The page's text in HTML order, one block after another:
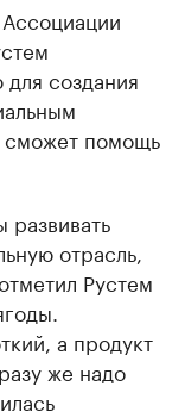
создания
сможет помощь
отрасль,
Рустем
а продукт
же надо